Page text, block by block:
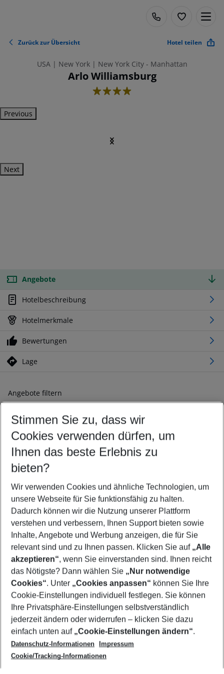
Zurück zur Übersicht Hotel teilen
USA | New York | New York City - Manhattan
Arlo Williamsburg
4
Previous
Next
Angebote
Hotelbeschreibung
Hotelmerkmale
Bewertungen
Lage
Angebote filtern
Ändern Sie Ihre Kriterien nach Ihren Wünschen
Abflughafen wählen
Beliebiger Abflughafen
Reisezeitraum wählen
11.08.26– 09.08.27 5-8 Nächte
2 Erwachsene Keine Kinder
Mehr Filter anzeigen
Footer
Footer navigation
Über uns
AGB
Cookie-Einstellungen ändern
Cookie-Richtlinie
Datenschutz
Service & Hilfe
Barrierefreies Reisen
Check-in
Folgen Sie uns
Stimmen Sie zu, dass wir
Cookies verwenden dürfen, um
Ihnen das beste Erlebnis zu
bieten?
Wir verwenden Cookies und ähnliche Technologien, um
unsere Webseite für Sie funktionsfähig zu halten.
Dadurch können wir die Nutzung unserer Plattform
verstehen und verbessern, Ihnen Support bieten sowie
Inhalte, Angebote und Werbung anzeigen, die für Sie
relevant sind und zu Ihnen passen. Klicken Sie auf „Alle
akzeptieren“, wenn Sie einverstanden sind. Ihnen reicht
das Nötigste? Dann wählen Sie „Nur notwendige
Cookies“. Unter „Cookies anpassen“ können Sie Ihre
Cookie-Einstellungen individuell festlegen. Sie können
Ihre Privatsphäre-Einstellungen selbstverständlich
jederzeit ändern oder widerrufen – klicken Sie dazu
einfach unten auf „Cookie-Einstellungen ändern“.
Datenschutz-Informationen
Impressum
Cookie/Tracking-Informationen